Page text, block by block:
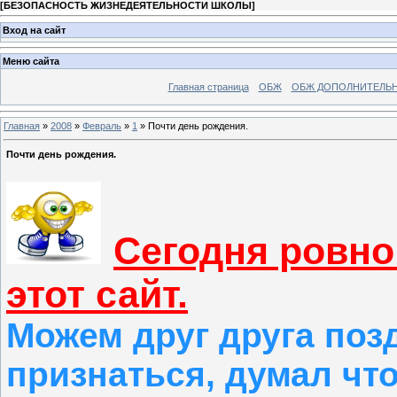
[БЕЗОПАСНОСТЬ ЖИЗНЕДЕЯТЕЛЬНОСТИ ШКОЛЫ]
Вход на сайт
Меню сайта
Главная страница ОБЖ ОБЖ
Главная » 2008 » Февраль » 1 » Почти день рождения.
Почти день рождения.
Сегодня
этот сайт.
Можем друг друга
признаться, думал